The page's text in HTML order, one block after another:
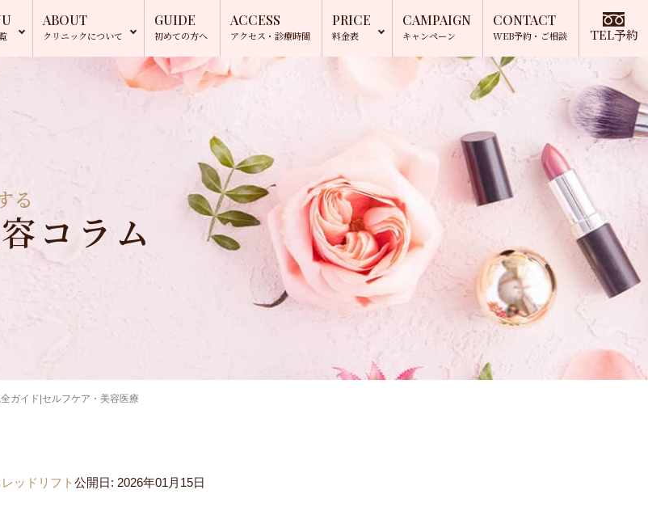
ABOUT
クリニックについて
GUIDE
初めての方へ
ACCESS
アクセス・ 診療時間
PRICE
料金表
CAMPAIGN
キャンペーン
CONTACT
WEB予約 ・ご相談 TEL予約
る
コラム
ガイド|セルフケア・美容医療
ッドリフト公開日: 2026年01月15日